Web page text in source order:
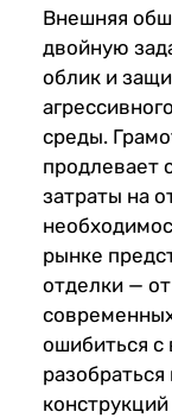
Внешняя
двойную
облик и
среды.
продлевает
затраты на
рынке
отделки —
ошибиться